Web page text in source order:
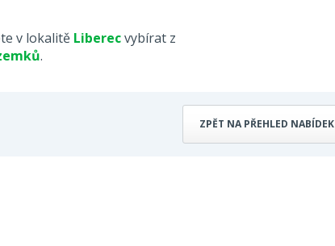
v lokalitě Liberecvybírat z
.
ZPĚT NA PŘEHLED NABÍDEK